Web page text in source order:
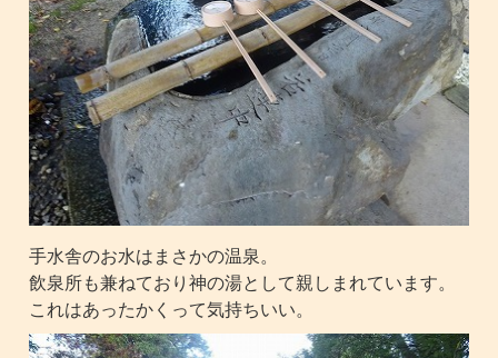
手水舎のお水はまさかの温泉。
飲泉所も兼ねており神の湯として親しまれています。
これはあったかくって気持ちいい。